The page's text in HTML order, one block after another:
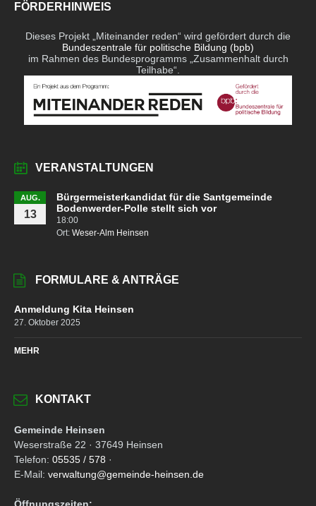
FÖRDERHINWEIS
Dieses Projekt „Miteinander reden“ wird gefördert durch die
Bundeszentrale für politische Bildung (bpb)
im Rahmen des Bundesprogramms „Zusammenhalt durch
Teilhabe“.
VERANSTALTUNGEN
AUG.
13
Bürgermeisterkandidat für die Santgemeinde
Bodenwerder-Polle stellt sich vor
18:00
Ort: Weser-Alm Heinsen
FORMULARE & ANTRÄGE
Anmeldung Kita Heinsen
27. Oktober 2025
MEHR
KONTAKT
Gemeinde Heinsen
Weserstraße 22 · 37649 Heinsen
Telefon: 05535 / 578 ·
E-Mail: verwaltung@gemeinde-heinsen.de